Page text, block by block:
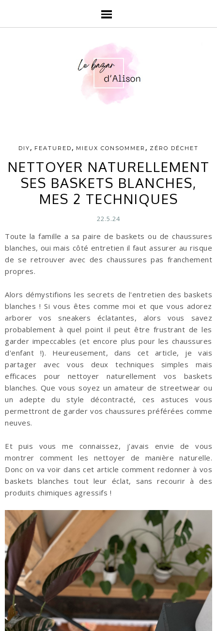
DIY , FEATURED , MIEUX CONSOMMER , ZÉRO DÉCHET
NETTOYER NATURELLEMENT
SES BASKETS BLANCHES,
MES 2 TECHNIQUES
22.5.24
Toute la famille a sa paire de baskets ou de chaussures
blanches, oui mais côté entretien il faut assurer au risque
de se retrouver avec des chaussures pas franchement
propres.
Alors démystifions les secrets de l'entretien des baskets
blanches ! Si vous êtes comme moi et que vous adorez
arborer vos sneakers éclatantes, alors vous savez
probablement à quel point il peut être frustrant de les
garder impeccables (et encore plus pour les chaussures
d'enfant !). Heureusement, dans cet article, je vais
partager avec vous deux techniques simples mais
efficaces pour nettoyer naturellement vos baskets
blanches. Que vous soyez un amateur de streetwear ou
un adepte du style décontracté, ces astuces vous
permettront de garder vos chaussures préférées comme
neuves.
Et puis vous me connaissez, j'avais envie de vous
montrer comment les nettoyer de manière naturelle.
Donc on va voir dans cet article comment redonner à vos
baskets blanches tout leur éclat, sans recourir à des
produits chimiques agressifs !